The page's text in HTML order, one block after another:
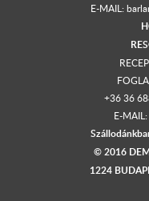
E-MAIL:
+36 36
E-MAIL:
© 2016
1224